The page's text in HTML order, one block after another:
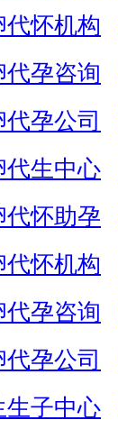
代怀机构
代孕咨询
孕公司
代生中心
代怀助孕
代怀机构
代孕咨询
孕公司
生子中心